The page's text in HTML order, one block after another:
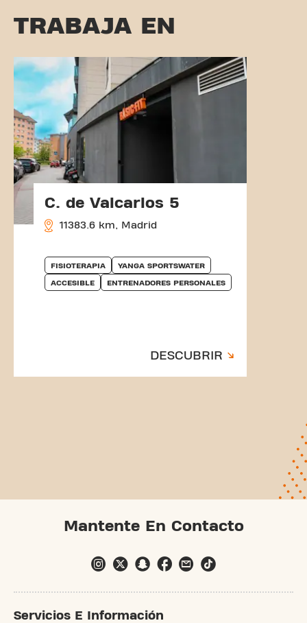
TRABAJA EN
C. de Valcarlos 5
11383.6 km, Madrid
FISIOTERAPIA YANGA SPORTSWATER
ACCESIBLE ENTRENADORES PERSONALES
DESCUBRIR
Mantente En Contacto
Servicios E Información